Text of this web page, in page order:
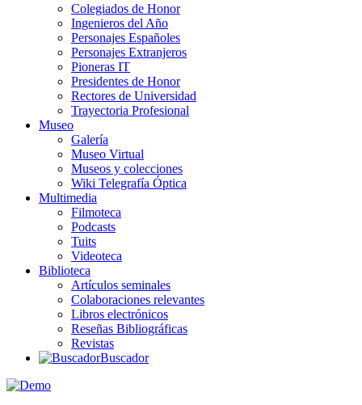
Colegiados de Honor
Ingenieros del Año
Personajes Españoles
Personajes Extranjeros
Pioneras IT
Presidentes de Honor
Rectores de Universidad
Trayectoria Profesional
Museo
Galería
Museo Virtual
Museos y colecciones
Wiki Telegrafía Óptica
Multimedia
Filmoteca
Podcasts
Tuits
Videoteca
Biblioteca
Artículos seminales
Colaboraciones relevantes
Libros electrónicos
Reseñas Bibliográficas
Revistas
Buscador